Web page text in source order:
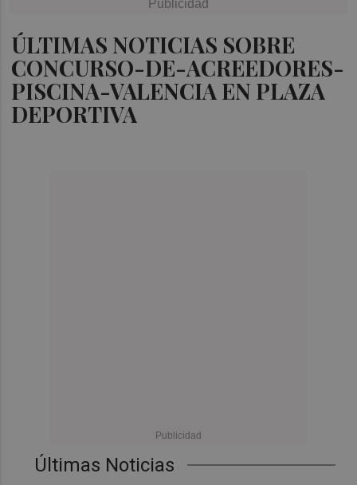
ÚLTIMAS NOTICIAS SOBRE
CONCURSO-DE-ACREEDORES-
PISCINA-VALENCIA EN PLAZA
DEPORTIVA
Últimas Noticias